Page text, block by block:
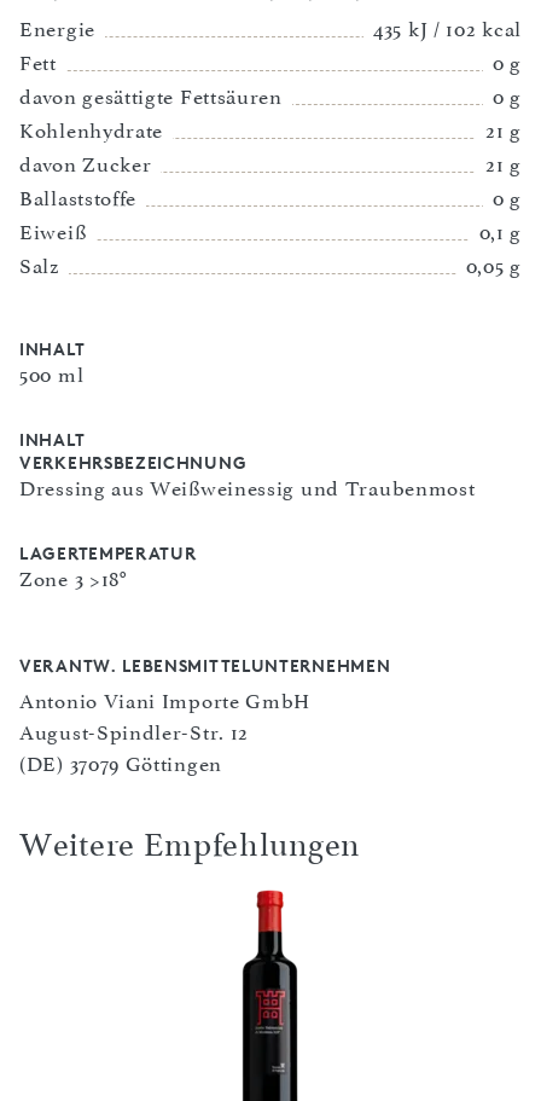
Energie
435 kJ / 102 kcal
Fett
0 g
davon gesättigte Fettsäuren
0 g
Kohlenhydrate
21 g
davon Zucker
21 g
Ballaststoffe
0 g
Eiweiß
0,1 g
Salz
0,05 g
INHALT
500 ml
INHALT
VERKEHRSBEZEICHNUNG
Dressing aus Weißweinessig und Traubenmost
LAGERTEMPERATUR
Zone 3 >18°
VERANTW. LEBENSMITTELUNTERNEHMEN
Antonio Viani Importe GmbH
August-Spindler-Str. 12
(DE) 37079 Göttingen
Weitere Empfehlungen